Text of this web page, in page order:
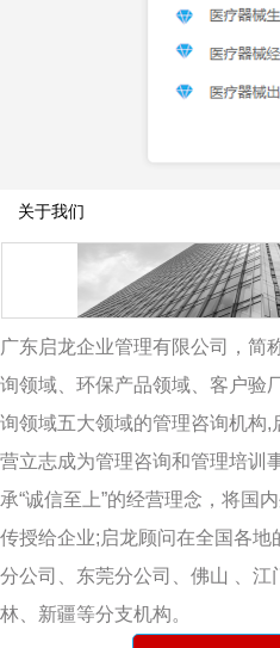
关于我们
广东启龙企业管理有限公司，简
询领域、环保产品领域、客户验
询领域五大领域的管理咨询机构
营立志成为管理咨询和管理培训
承“诚信至上”的经营理念，将国
传授给企业;启龙顾问在全国各地
分公司、东莞分公司、佛山 、江
林、新疆等分支机构。